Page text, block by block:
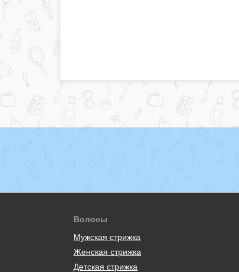
Волосы
Мужская стрижка
Женская стрижка
Детская стрижка